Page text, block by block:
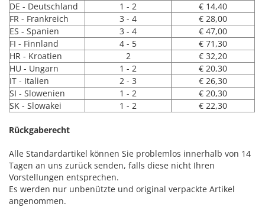
DE - Deutschland
1 - 2
€ 14,40
FR - Frankreich
3 - 4
€ 28,00
ES - Spanien
3 - 4
€ 47,00
FI - Finnland
4 - 5
€ 71,30
HR - Kroatien
2
€ 32,20
HU - Ungarn
1 - 2
€ 20,30
IT - Italien
2 - 3
€ 26,30
SI - Slowenien
1 - 2
€ 20,30
SK - Slowakei
1 - 2 € 22,30
Rückgaberecht
Alle Standardartikel können Sie problemlos innerhalb von 14
Tagen an uns zurück senden, falls diese nicht Ihren
Vorstellungen entsprechen.
Es werden nur unbenützte und original verpackte Artikel
angenommen.